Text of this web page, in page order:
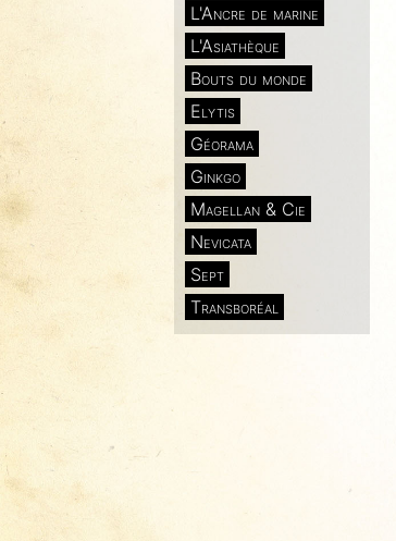
L'Ancre de marine
L'Asiathèque
Bouts du monde
Elytis
Géorama
Ginkgo
Magellan & Cie
Nevicata
Sept
Transboréal